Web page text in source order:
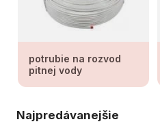
potrubie na rozvod
pitnej vody
Najpredávanejšie